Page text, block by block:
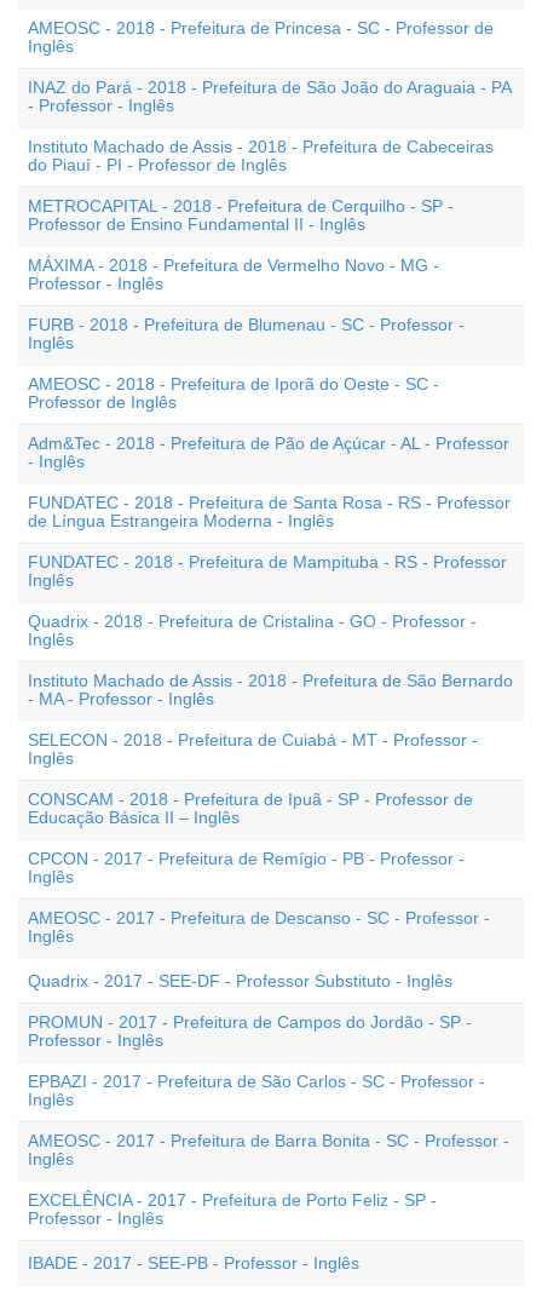
AMEOSC - 2018 - Prefeitura de Princesa - SC - Professor de
Inglês
INAZ do Pará - 2018 - Prefeitura de São João do Araguaia - PA
- Professor - Inglês
Instituto Machado de Assis - 2018 - Prefeitura de Cabeceiras
do Piauí - PI - Professor de Inglês
METROCAPITAL - 2018 - Prefeitura de Cerquilho - SP -
Professor de Ensino Fundamental II - Inglês
MÁXIMA - 2018 - Prefeitura de Vermelho Novo - MG -
Professor - Inglês
FURB - 2018 - Prefeitura de Blumenau - SC - Professor -
Inglês
AMEOSC - 2018 - Prefeitura de Iporã do Oeste - SC -
Professor de Inglês
Adm&Tec - 2018 - Prefeitura de Pão de Açúcar - AL - Professor
- Inglês
FUNDATEC - 2018 - Prefeitura de Santa Rosa - RS - Professor
de Língua Estrangeira Moderna - Inglês
FUNDATEC - 2018 - Prefeitura de Mampituba - RS - Professor
Inglês
Quadrix - 2018 - Prefeitura de Cristalina - GO - Professor -
Inglês
Instituto Machado de Assis - 2018 - Prefeitura de São Bernardo
- MA - Professor - Inglês
SELECON - 2018 - Prefeitura de Cuiabá - MT - Professor -
Inglês
CONSCAM - 2018 - Prefeitura de Ipuã - SP - Professor de
Educação Básica II – Inglês
CPCON - 2017 - Prefeitura de Remígio - PB - Professor -
Inglês
AMEOSC - 2017 - Prefeitura de Descanso - SC - Professor -
Inglês
Quadrix - 2017 - SEE-DF - Professor Substituto - Inglês
PROMUN - 2017 - Prefeitura de Campos do Jordão - SP -
Professor - Inglês
EPBAZI - 2017 - Prefeitura de São Carlos - SC - Professor -
Inglês
AMEOSC - 2017 - Prefeitura de Barra Bonita - SC - Professor -
Inglês
EXCELÊNCIA - 2017 - Prefeitura de Porto Feliz - SP -
Professor - Inglês
IBADE - 2017 - SEE-PB - Professor - Inglês